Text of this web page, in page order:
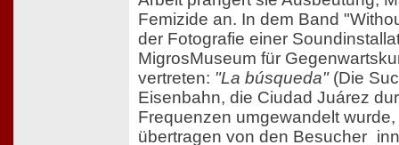
Femizide an. In dem Band
der Fotografie einer
MigrosMuseum für
vertreten: "La búsqueda"(Die
Eisenbahn, die Ciudad Juárez
Frequenzen umgewandelt
übertragen von den